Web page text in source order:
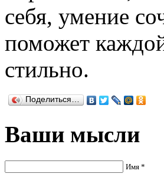
себя, умение
поможет
стильно.
Поделиться…
Ваши мысли
Имя *